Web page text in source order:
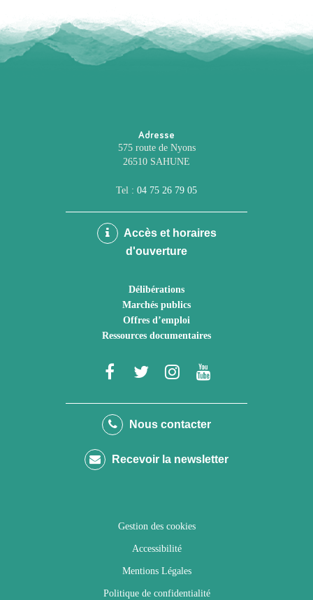
Adresse
575 route de Nyons
26510 SAHUNE
Tel : 04 75 26 79 05
Accès et horaires
d'ouverture
Délibérations
Marchés publics
Offres d’emploi
Ressources documentaires
Lien
le
Facebook
Lien
le
Twitter
Lien
le
Instagram
Youtube
Nous contacter
Recevoir la newsletter
Gestion des cookies
Accessibilité
Mentions Légales
Politique de confidentialité